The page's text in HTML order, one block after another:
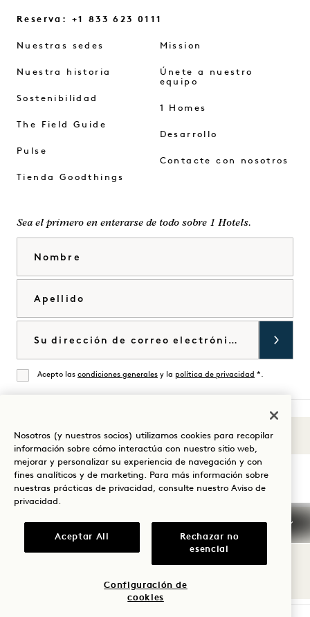
Sonidos de 1
Reserva: +1 833 623 0111
Nuestras sedes
Nuestra historia
Sostenibilidad
The Field Guide
Pulse
Tienda Goodthings
Mission
Únete a nuestro
equipo
1 Homes
Desarrollo
Contacte con nosotros
Sea el primero en enterarse de todo sobre 1 Hotels.
De acuerdo
Acepto las condiciones generales y la política de privacidad *.
Visita
1
Hotels
Visita
1
Hotels
Visite
1
Hotels
1
Hotels
Visite
1
Hotels
Visita
1
Hotels
Guíe su estancia
Condiciones generales
Confidencialidad
Accesibilidad
Condiciones de Mission
Cookie Settings
Nosotros (y nuestros socios) utilizamos cookies para recopilar
información sobre cómo interactúa con nuestro sitio web,
mejorar y personalizar su experiencia de navegación y con
fines analíticos y de marketing. Para más información sobre
nuestras prácticas de privacidad, consulte nuestro Aviso de
privacidad .
Aceptar All
Rechazar no
esencial
Configuración de
cookies